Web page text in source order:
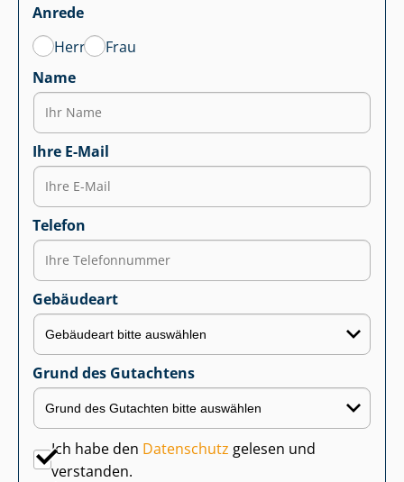
Anrede
Herr
Frau
Name
Ihre E-Mail
Telefon
Gebäudeart
Grund des Gutachtens
Ich habe den Datenschutz gelesen und
verstanden.